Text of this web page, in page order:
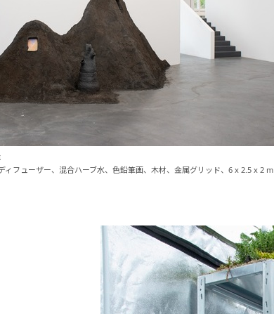
ィフューザー、混合ハーブ水、色鉛筆画、木材、金属グリッド、6 x 2.5 x 2 m